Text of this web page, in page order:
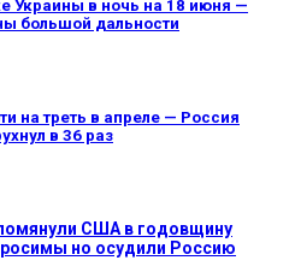
Украины в ночь на 18 июня —
большой дальности
на треть в апреле — Россия
в 36 раз
США в годовщину
но осудили Россию